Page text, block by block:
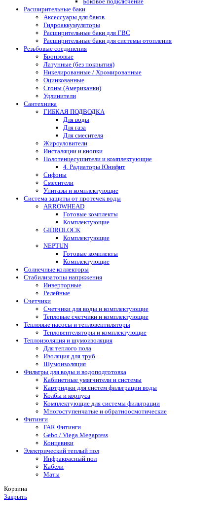
Расширительные баки
Аксессуары для баков
Гидроаккумуляторы
Расширительные баки для ГВС
Расширительные баки для системы отопления
Резьбовые соединения
Бронзовые
Латунные (без покрытия)
Никелированные / Хромированные
Оцинкованные
Сгоны (Американки)
Удлинители
Сантехника
ГИБКАЯ ПОДВОДКА
Для воды
Для газа
Для смесителя
Жироуловители
Инсталяции и кнопки
Полотенцесушители и комплектующие
4. Радиаторы Юнифит
Сифоны
Смесители
Унитазы и комплектующие
Система защиты от протечек воды
ARROWHEAD
Готовые комплекты
Комплектующие
GIDROLOCK
Комплектующие
NEPTUN
Готовые комплекты
Комплектующие
Солнечные коллекторы
Стабилизаторы напряжения
Инверторные
Релейные
Счетчики
Счетчики для воды и комплектующие
Тепловые счетчики и комплектующие
Тепловые насосы и тепловентиляторы
Тепловентеляторы и комплектующие
Теплоизоляция и шумоизоляция
Для теплого пола
Изоляция для труб
Шумоизоляция
Фильтры для воды и водоподготовка
Кабинетные умягчители и системы
Картриджи для систем фильтрации воды
Колбы и корпуса
Комплектующие для системы фильтрации
Многоступенчатые и обратноосмотические
Фитинги
FAR Фитинги
Gebo / Viega Megapress
Концевики
Электрический теплый пол
Инфракрасный пол
Кабели
Маты
Корзина
Закрыть